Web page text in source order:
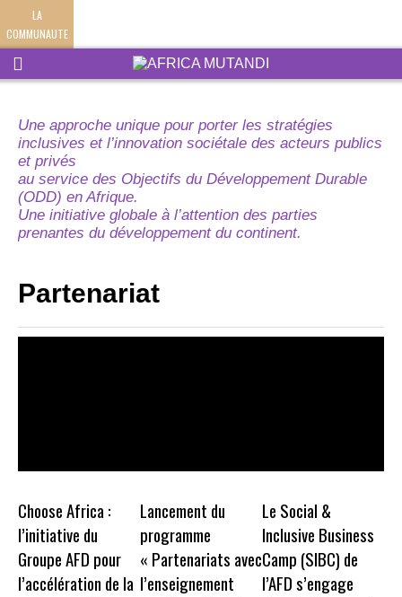
LA
COMMUNAUTE
Une approche unique pour porter les stratégies
inclusives et l’innovation sociétale des acteurs publics
et privés
au service des Objectifs du Développement Durable
(ODD) en Afrique.
Une initiative globale à l’attention des parties
prenantes du développement du continent.
Partenariat
Choose Africa :
l’initiative du
Groupe AFD pour
l’accélération de la
Lancement du
programme
« Partenariats avec
l’enseignement
Le Social &
Inclusive Business
Camp (SIBC) de
l’AFD s’engage